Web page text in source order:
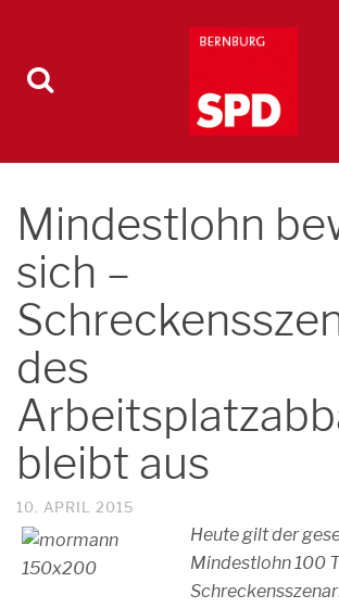
Mindestlohn
sich –
des
bleibt aus
10. APRIL 2015
Heute gilt der
Mindestlohn 100